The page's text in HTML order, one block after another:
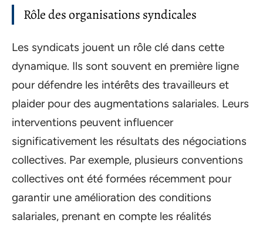
Rôle des organisations syndicales
Les syndicats jouent un rôle clé dans cette
dynamique. Ils sont souvent en première ligne
pour défendre les intérêts des travailleurs et
plaider pour des augmentations salariales. Leurs
interventions peuvent influencer
significativement les résultats des négociations
collectives. Par exemple, plusieurs conventions
collectives ont été formées récemment pour
garantir une amélioration des conditions
salariales, prenant en compte les réalités